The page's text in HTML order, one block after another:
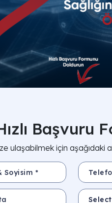
Başvuru
ulaşabilmek için aşağıdaki
* Telefon *
Konu